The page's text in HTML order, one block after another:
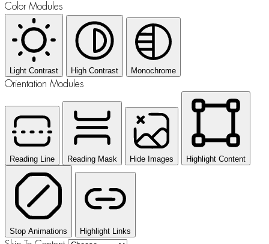
Color Modules
Light Contrast High Contrast Monochrome
Orientation Modules
Reading Line Reading Mask Hide Images Highlight Content
Stop Animations Highlight Links